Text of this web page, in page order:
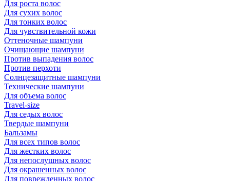
Для роста волос
Для сухих волос
Для тонких волос
Для чувствительной кожи
Оттеночные шампуни
Очищающие шампуни
Против выпадения волос
Против перхоти
Солнцезащитные шампуни
Технические шампуни
Для объема волос
Travel-size
Для седых волос
Твердые шампуни
Бальзамы
Для всех типов волос
Для жестких волос
Для непослушных волос
Для окрашенных волос
Для поврежденных волос